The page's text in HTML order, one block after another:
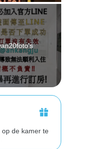
de kamer te